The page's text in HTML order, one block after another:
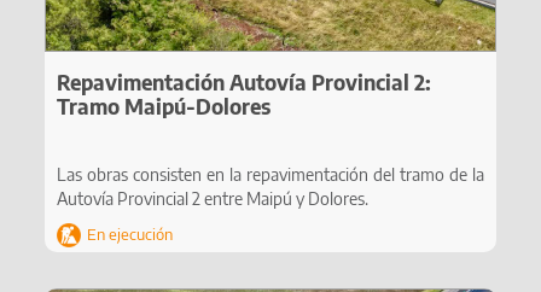
Repavimentación Autovía Provincial 2:
Tramo Maipú-Dolores
Las obras consisten en la repavimentación del tramo de la
Autovía Provincial 2 entre Maipú y Dolores.
En ejecución